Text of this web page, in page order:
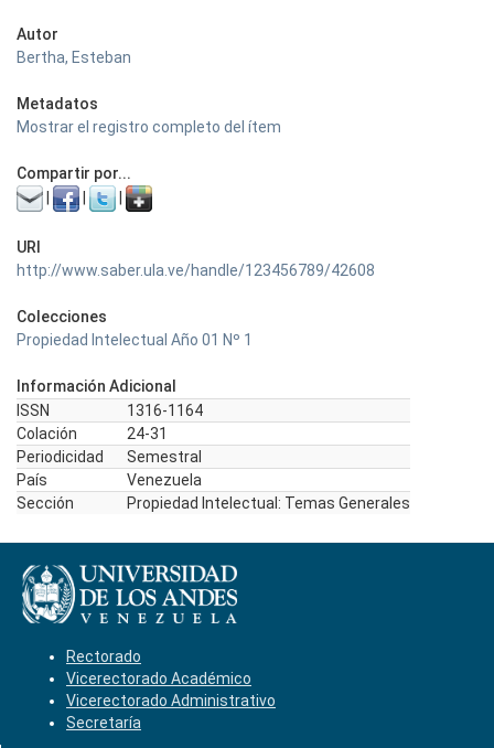
Autor
Bertha, Esteban
Metadatos
Mostrar el registro completo del ítem
Compartir por...
URI
http://www.saber.ula.ve/handle/123456789/42608
Colecciones
Propiedad Intelectual Año 01 Nº 1
Información Adicional
ISSN
1316-1164
Colación
24-31
Periodicidad
Semestral
País
Venezuela
Sección
Propiedad Intelectual: Temas Generales
Rectorado
Vicerectorado Académico
Vicerectorado Administrativo
Secretaría